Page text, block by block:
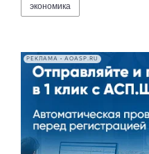
экономика
РЕКЛАМА • AOASP.RU